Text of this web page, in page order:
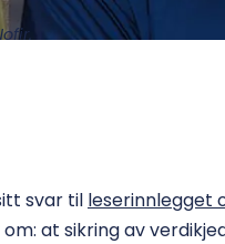
svar til leserinnlegget
at sikring av